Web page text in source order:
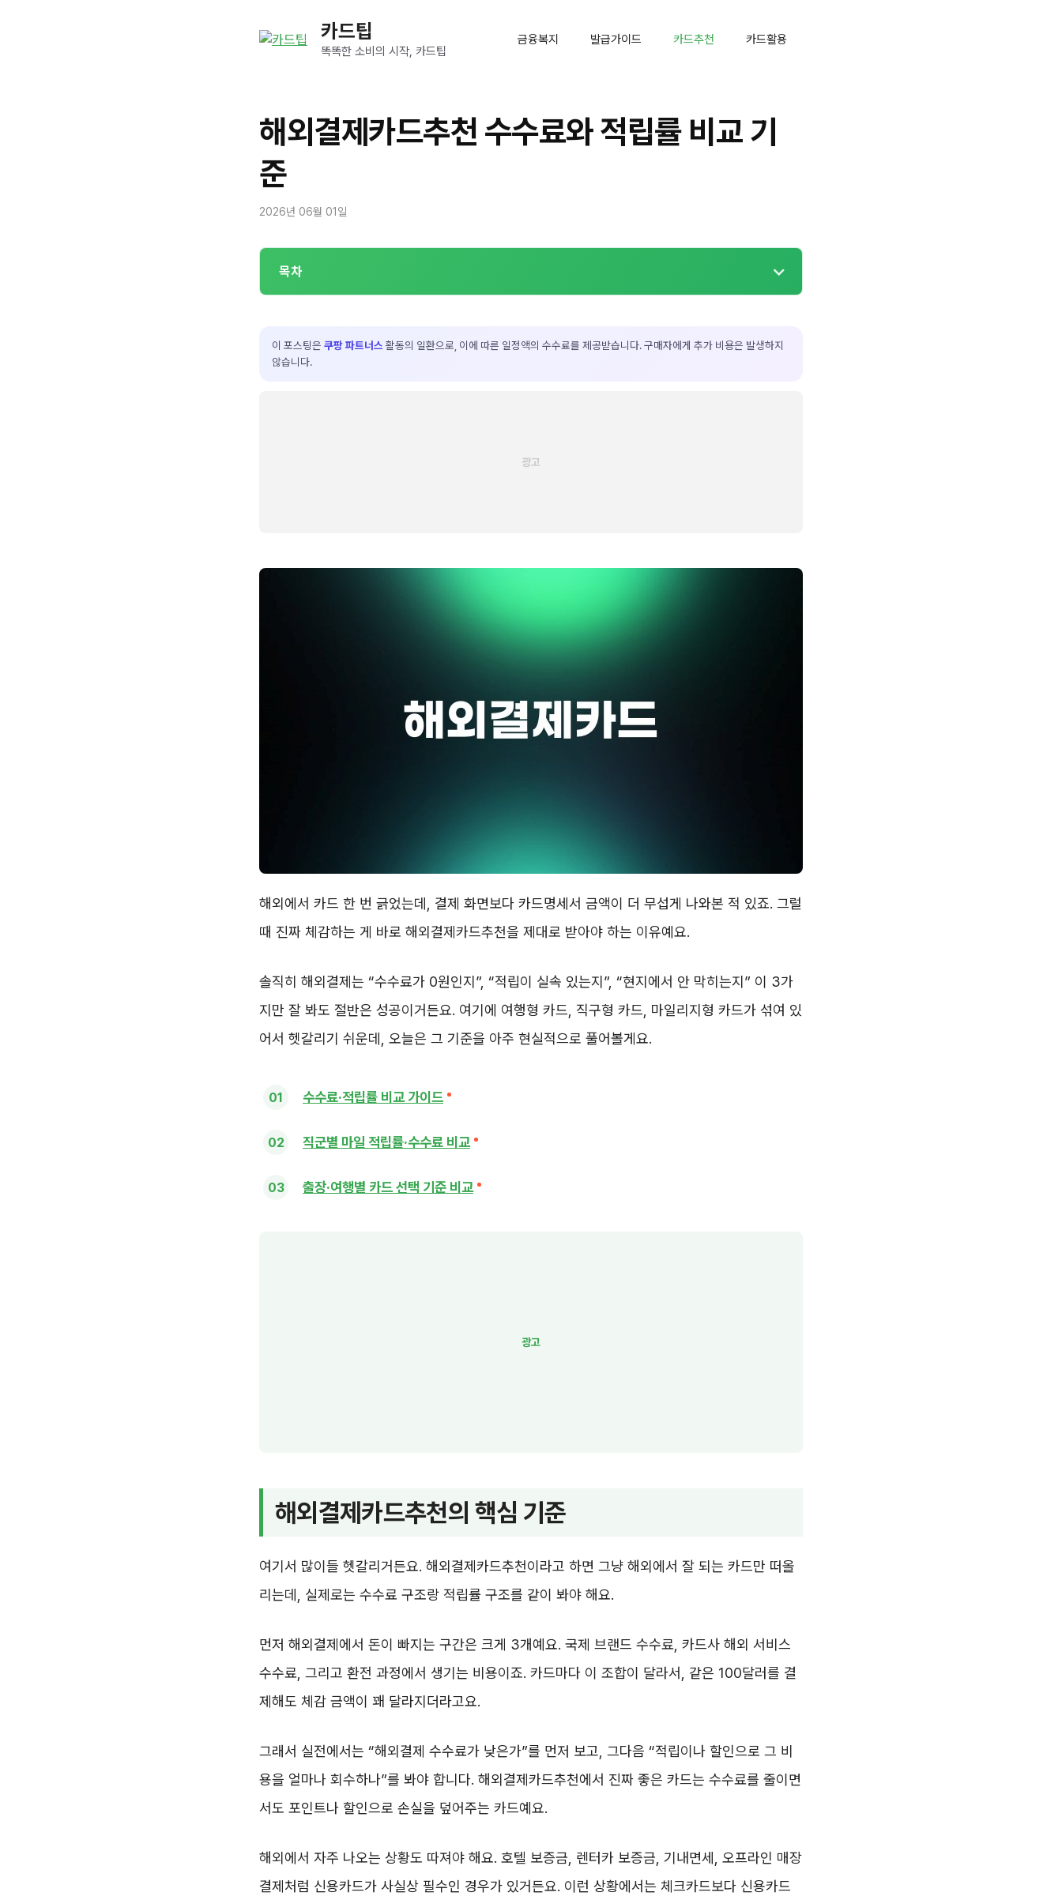
카드팁
똑똑한 소비의 시작, 카드팁
금융복지 발급가이드 카드추천 카드활용
해외결제카드추천 수수료와 적립률 비교 기
준
2026년 06월 01일
목차
이 포스팅은 쿠팡 파트너스 활동의 일환으로, 이에 따른 일정액의 수수료를 제공받습니다. 구매자에게 추가 비용은 발생하지
않습니다.
해외에서 카드 한 번 긁었는데, 결제 화면보다 카드명세서 금액이 더 무섭게 나와본 적 있죠. 그럴
때 진짜 체감하는 게 바로 해외결제카드추천을 제대로 받아야 하는 이유예요.
솔직히 해외결제는 “수수료가 0원인지”, “적립이 실속 있는지”, “현지에서 안 막히는지” 이 3가
지만 잘 봐도 절반은 성공이거든요. 여기에 여행형 카드, 직구형 카드, 마일리지형 카드가 섞여 있
어서 헷갈리기 쉬운데, 오늘은 그 기준을 아주 현실적으로 풀어볼게요.
수수료·적립률 비교 가이드
직군별 마일 적립률·수수료 비교
출장·여행별 카드 선택 기준 비교
해외결제카드추천의 핵심 기준
여기서 많이들 헷갈리거든요. 해외결제카드추천이라고 하면 그냥 해외에서 잘 되는 카드만 떠올
리는데, 실제로는 수수료 구조랑 적립률 구조를 같이 봐야 해요.
먼저 해외결제에서 돈이 빠지는 구간은 크게 3개예요. 국제 브랜드 수수료, 카드사 해외 서비스
수수료, 그리고 환전 과정에서 생기는 비용이죠. 카드마다 이 조합이 달라서, 같은 100달러를 결
제해도 체감 금액이 꽤 달라지더라고요.
그래서 실전에서는 “해외결제 수수료가 낮은가”를 먼저 보고, 그다음 “적립이나 할인으로 그 비
용을 얼마나 회수하나”를 봐야 합니다. 해외결제카드추천에서 진짜 좋은 카드는 수수료를 줄이면
서도 포인트나 할인으로 손실을 덮어주는 카드예요.
해외에서 자주 나오는 상황도 따져야 해요. 호텔 보증금, 렌터카 보증금, 기내면세, 오프라인 매장
결제처럼 신용카드가 사실상 필수인 경우가 있거든요. 이런 상황에서는 체크카드보다 신용카드